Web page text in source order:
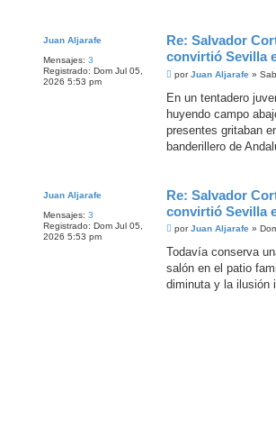
Juan Aljarafe
Mensajes: 3
Registrado: Dom Jul 05,
2026 5:53 pm
Re: Salvador
convirtió Sevilla
M
n
a
j
porJuan Aljarafe»
En un tentadero
huyendo campo
presentes gritaban
banderillero de
Juan Aljarafe
Mensajes: 3
Registrado: Dom Jul 05,
2026 5:53 pm
Re: Salvador
convirtió Sevilla
M
n
a
j
porJuan Aljarafe»
Todavía conserva
salón en el patio
diminuta y la ilusión